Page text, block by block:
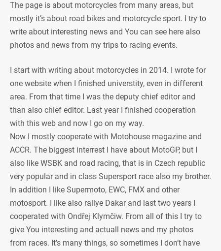
The page is about motorcycles from many areas, but
mostly it’s about road bikes and motorcycle sport. I try to
write about interesting news and You can see here also
photos and news from my trips to racing events.
I start with writing about motorcycles in 2014. I wrote for
one website when I finished universtity, even in different
area. From that time I was the deputy chief editor and
than also chief editor. Last year I finished cooperation
with this web and now I go on my way.
Now I mostly cooperate with Motohouse magazine and
ACCR. The biggest interrest I have about MotoGP, but I
also like WSBK and road racing, that is in Czech republic
very popular and in class Supersport race also my brother.
In addition I like Supermoto, EWC, FMX and other
motosport. I like also rallye Dakar and last two years I
cooperated with Ondřej Klymčiw. From all of this I try to
give You interesting and actuall news and my photos
from races. It’s many things, so sometimes I don’t have